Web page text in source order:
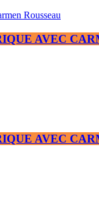
Rousseau
AVEC
AVEC